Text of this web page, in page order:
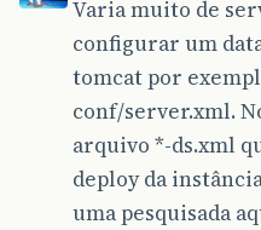
Varia muito de
configurar um
tomcat por
conf/server.xml.
arquivo *-ds.xml
deploy da
uma pesquisada